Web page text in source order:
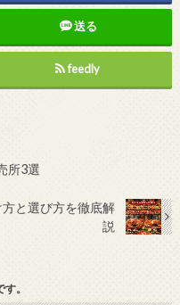
送る
feedly
所3選
と選び方を徹底解
説
。